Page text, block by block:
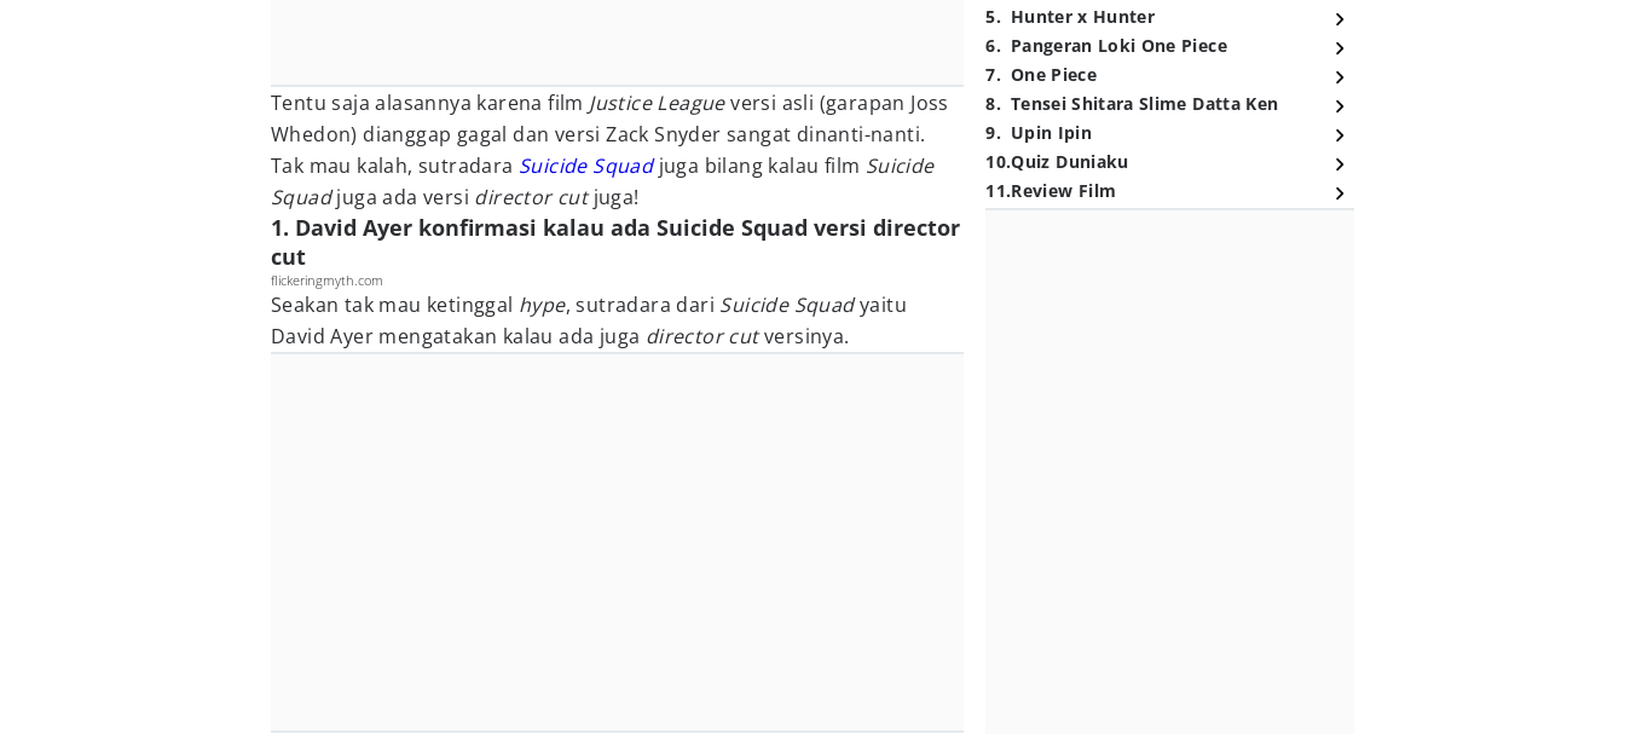
Tentu saja alasannya karena film Justice Leagueversi asli (garapan Joss
Whedon) dianggap gagal dan versi Zack Snyder sangat dinanti-nanti.
Tak mau kalah, sutradara Suicide Squad juga bilang kalau film Suicide
Squadjuga ada versi director cutjuga!
1. David Ayer konfirmasi kalau ada Suicide Squad versi director
cut
flickeringmyth.com
Seakan tak mau ketinggal hype, sutradara dari Suicide Squadyaitu
David Ayer mengatakan kalau ada juga director cutversinya.
5. Hunter x Hunter
6. Pangeran Loki One Piece
7. One Piece
8. Tensei Shitara Slime Datta Ken
9. Upin Ipin
10.Quiz Duniaku
11.Review Film